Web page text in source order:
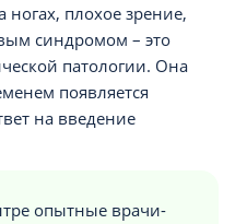
плохое зрение,
синдромом – это
патологии. Она
появляется
на введение
опытные врачи-